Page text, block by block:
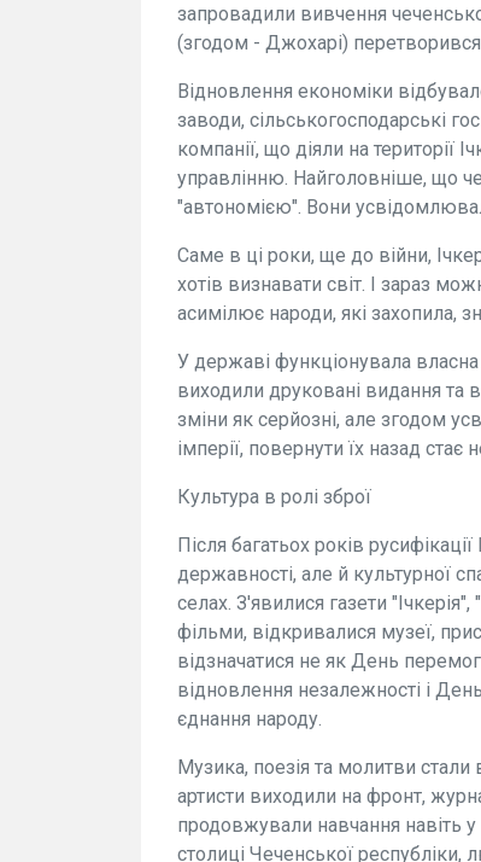
запровадили вивчення
(згодом - Джохарі)
Відновлення економіки
заводи, сільськогосподарські
компанії, що діяли на території
управлінню. Найголовніше, що
"автономією". Вони
Саме в ці роки, ще до війни,
хотів визнавати світ. І зараз
асимілює народи, які захопила,
У державі функціонувала власна
виходили друковані видання та
зміни як серйозні, але згодом
імперії, повернути їх назад
Культура в ролі зброї
Після багатьох років
державності, але й культурної
селах. З'явилися газети
фільми, відкривалися музеї,
відзначатися не як День
відновлення незалежності і
єднання народу.
Музика, поезія та молитви
артисти виходили на фронт,
продовжували навчання навіть
столиці Чеченської республіки,